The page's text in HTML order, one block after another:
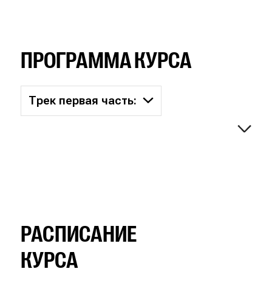
ПРОГРАММА КУРСА
Трек первая часть:
РАСПИСАНИЕ
КУРСА